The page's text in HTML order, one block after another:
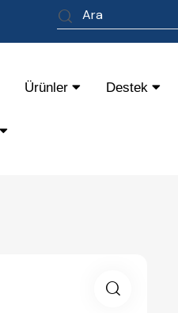
Ürünler Destek